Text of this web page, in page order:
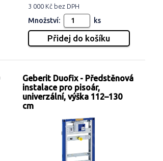
3 000 Kč bez DPH
Množství: ks
Geberit Duofix - Předstěnová
instalace pro pisoár,
univerzální, výška 112–130
cm